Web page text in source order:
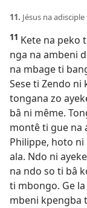
11. Jésus na
11 Kete na peko
nga na ambeni
na mbage ti
Sese ti Zendo ni
tongana zo
bâ ni même.
montê ti gue na
Philippe, hoto ni
ala. Ndo ni
na ndo so ti bâ
ti mbongo. Ge
mbeni kpengba